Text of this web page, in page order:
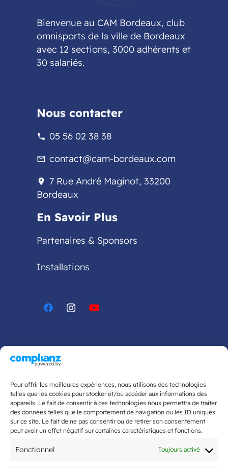
Pour offrir les meilleures expériences, nous utilisons des technologies
telles que les cookies pour stocker et/ou accéder aux informations des
appareils. Le fait de consentir à ces technologies nous permettra de traiter
des données telles que le comportement de navigation ou les ID uniques
sur ce site. Le fait de ne pas consentir ou de retirer son consentement
peut avoir un effet négatif sur certaines caractéristiques et fonctions.
Fonctionnel Toujours activé
Bienvenue au CAM Bordeaux, club
omnisports de la ville de Bordeaux
avec 12 sections, 3000 adhérents et
30 salariés.
Nous contacter
phone 05 56 02 38 38
mail_outline contact@cam-bordeaux.com
location_on 7 Rue André Maginot, 33200
Bordeaux
En Savoir Plus
Partenaires & Sponsors
Installations
Dernières actualités
Bientôt la rentrée 2026 !
L’Open du CAM Tennis revient du 20
juin au 10 juillet !
Flashmob de fin d’année 2026